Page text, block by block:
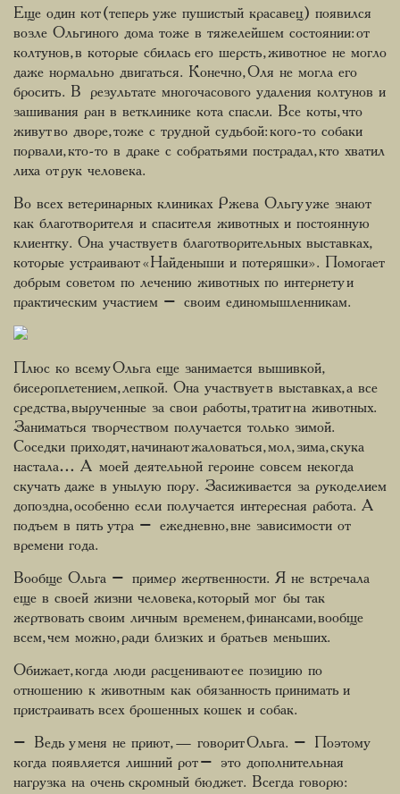
Еще один кот (теперь уже пушистый красавец) появился
возле Ольгиного дома тоже в тяжелейшем состоянии: от
колтунов, в которые сбилась его шерсть, животное не могло
даже нормально двигаться. Конечно, Оля не могла его
бросить. В результате многочасового удаления колтунов и
зашивания ран в ветклинике кота спасли. Все коты, что
живут во дворе, тоже с трудной судьбой: кого-то собаки
порвали, кто-то в драке с собратьями пострадал, кто хватил
лиха от рук человека.
Во всех ветеринарных клиниках Ржева Ольгу уже знают
как благотворителя и спасителя животных и постоянную
клиентку. Она участвует в благотворительных выставках,
которые устраивают «Найденыши и потеряшки». Помогает
добрым советом по лечению животных по интернету и
практическим участием – своим единомышленникам.
Плюс ко всему Ольга еще занимается вышивкой,
бисероплетением, лепкой. Она участвует в выставках, а все
средства, вырученные за свои работы, тратит на животных.
Заниматься творчеством получается только зимой.
Соседки приходят, начинают жаловаться, мол, зима, скука
настала… А моей деятельной героине совсем некогда
скучать даже в унылую пору. Засиживается за рукоделием
допоздна, особенно если получается интересная работа. А
подъем в пять утра – ежедневно, вне зависимости от
времени года.
Вообще Ольга – пример жертвенности. Я не встречала
еще в своей жизни человека, который мог бы так
жертвовать своим личным временем, финансами, вообще
всем, чем можно, ради близких и братьев меньших.
Обижает, когда люди расценивают ее позицию по
отношению к животным как обязанность принимать и
пристраивать всех брошенных кошек и собак.
– Ведь у меня не приют, — говорит Ольга. – Поэтому
когда появляется лишний рот – это дополнительная
нагрузка на очень скромный бюджет. Всегда говорю: